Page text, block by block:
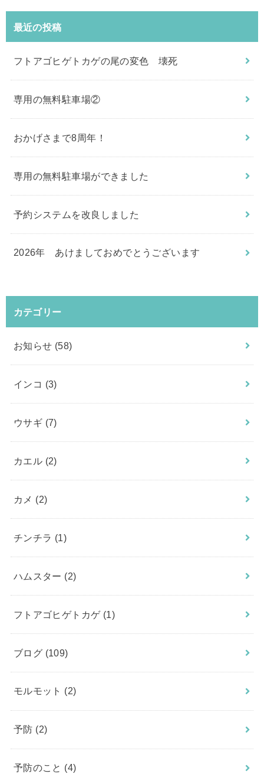
最近の投稿
フトアゴヒゲトカゲの尾の変色 壊死
専用の無料駐車場②
おかげさまで8周年！
専用の無料駐車場ができました
予約システムを改良しました
2026年 あけましておめでとうございます
カテゴリー
お知らせ (58)
インコ (3)
ウサギ (7)
カエル (2)
カメ (2)
チンチラ (1)
ハムスター (2)
フトアゴヒゲトカゲ (1)
ブログ (109)
モルモット (2)
予防 (2)
予防のこと (4)